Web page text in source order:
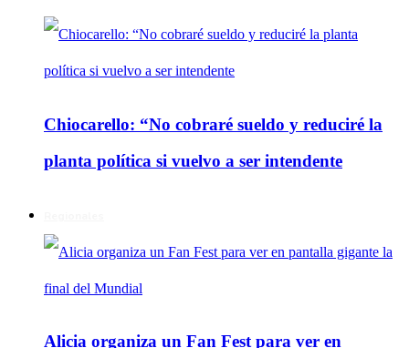
Chiocarello: “No cobraré sueldo y reduciré la
planta política si vuelvo a ser intendente
Alicia organiza un Fan Fest para ver en